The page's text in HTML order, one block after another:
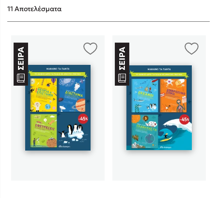
Στέφανος Ξενάκης
Το λεξικό της ζωής σου
11 Αποτελέσματα